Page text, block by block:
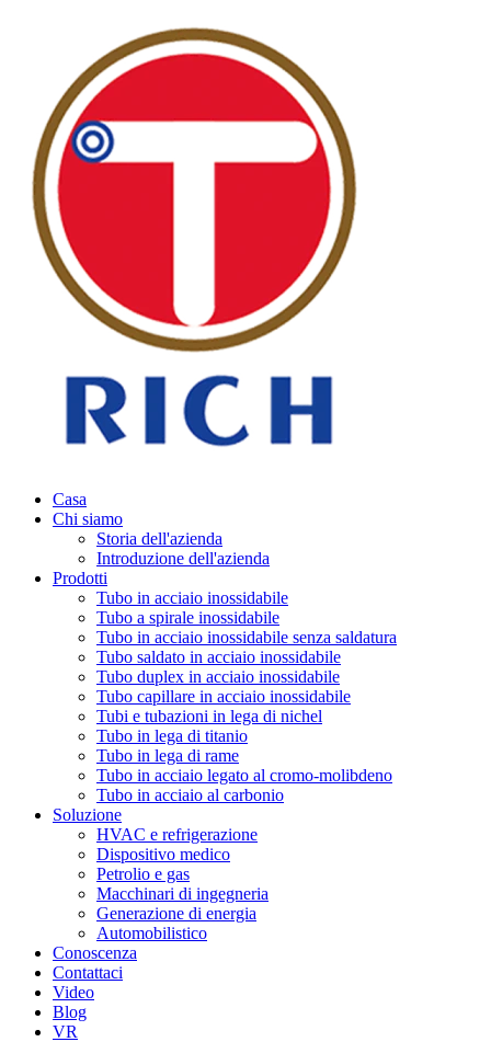
Casa
Chi siamo
Storia dell'azienda
Introduzione dell'azienda
Prodotti
Tubo in acciaio inossidabile
Tubo a spirale inossidabile
Tubo in acciaio inossidabile senza saldatura
Tubo saldato in acciaio inossidabile
Tubo duplex in acciaio inossidabile
Tubo capillare in acciaio inossidabile
Tubi e tubazioni in lega di nichel
Tubo in lega di titanio
Tubo in lega di rame
Tubo in acciaio legato al cromo-molibdeno
Tubo in acciaio al carbonio
Soluzione
HVAC e refrigerazione
Dispositivo medico
Petrolio e gas
Macchinari di ingegneria
Generazione di energia
Automobilistico
Conoscenza
Contattaci
Video
Blog
VR